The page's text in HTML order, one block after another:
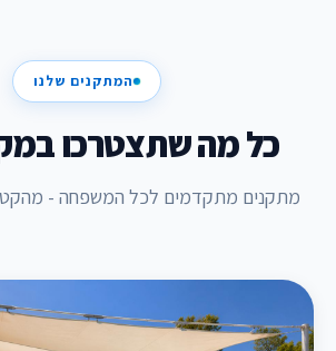
המתקנים שלנו
כל מה שתצטרכו
מתקנים מתקדמים לכל המשפחה -